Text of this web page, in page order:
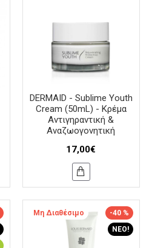
DERMAID - Sublime Youth
Cream (50mL) - Κρέμα
Αντιγηραντική &
Αναζωογονητική
17,00€
ΝΈΟ!
-40 %
Μη Διαθέσιμο